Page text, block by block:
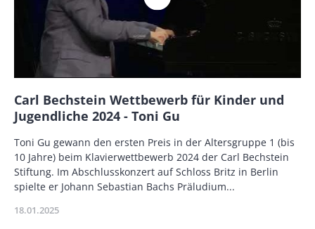
Name
Carl Bechstein Wettbewerb für Kinder und
Jugendliche 2024 - Toni Gu
Description
Toni Gu gewann den ersten Preis in der Altersgruppe 1 (bis
10 Jahre) beim Klavierwettbewerb 2024 der Carl Bechstein
Stiftung. Im Abschlusskonzert auf Schloss Britz in Berlin
spielte er Johann Sebastian Bachs Präludium...
Publikationsdatum
18.01.2025